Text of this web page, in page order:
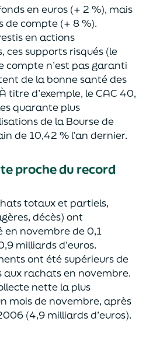
en euros (+ 2 %), mais
de compte (+ 8 %).
en actions
ces supports risqués (le
compte n’est pas garanti
de la bonne santé des
titre d’exemple, le CAC 40,
quarante plus
de la Bourse de
de 10,42 % l’an dernier.
proche du record
totaux et partiels,
décès) ont
en novembre de 0,1
milliards d’euros.
ont été supérieurs de
aux rachats en novembre.
nette la plus
mois de novembre, après
(4,9 milliards d’euros).